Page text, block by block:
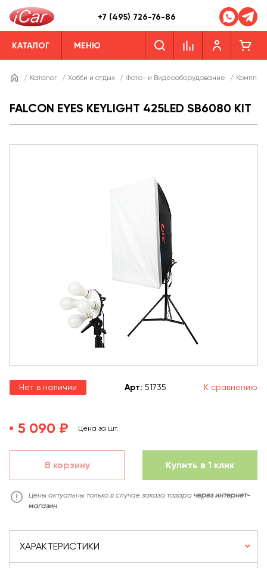
+7 (495) 726-76-86
КАТАЛОГ МЕНЮ
/ Каталог / Хобби и отдых / Фото- и Видеооборудование /
FALCON EYES KEYLIGHT 425LED SB6080 KIT
Нет в наличии Арт: 51735 К сравнению
5 090 ₽ Цена за шт.
В корзину Купить в 1 клик
Цены актуальны только в случае заказа товара через интернет-
магазин
ХАРАКТЕРИСТИКИ